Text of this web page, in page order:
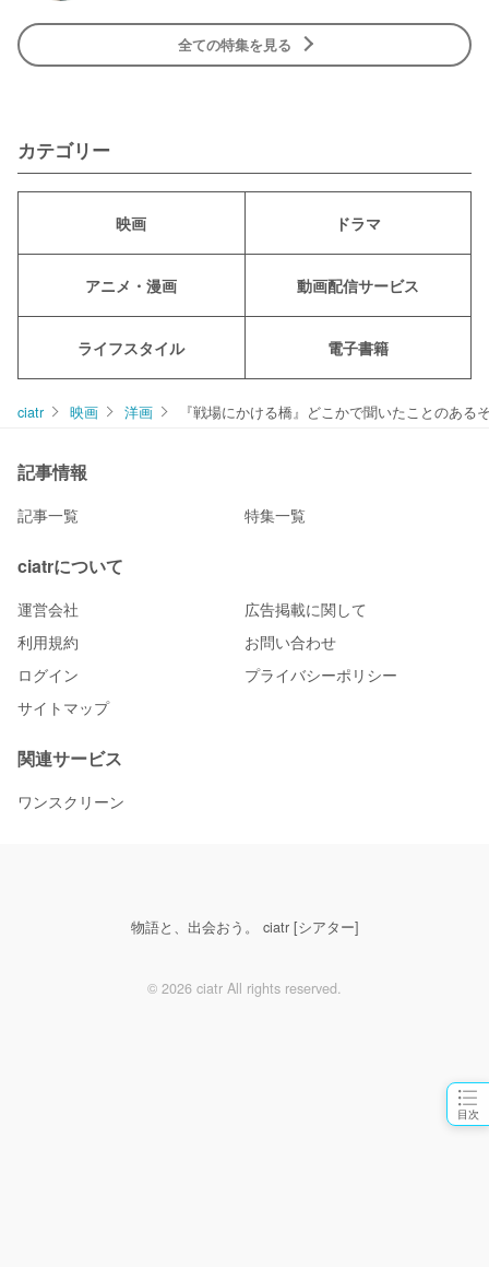
目次
全ての特集を見る
カテゴリー
映画 ドラマ
アニメ・漫画 動画配信サービス
ライフスタイル 電子書籍
ciatr 映画 洋画 『戦場にかける橋』どこかで聞いたことのある
記事情報
記事一覧 特集一覧
ciatrについて
運営会社
広告掲載に関して
利用規約
お問い合わせ
ログイン
プライバシーポリシー
サイトマップ
関連サービス
ワンスクリーン
物語と、出会おう。 ciatr [シアター]
© 2026 ciatr All rights reserved.